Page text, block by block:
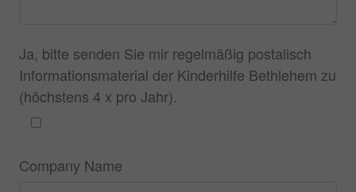
Ja, bitte senden Sie mir regelmäßig postalisch
Informationsmaterial der Kinderhilfe Bethlehem zu
(höchstens 4 x pro Jahr).
Company Name